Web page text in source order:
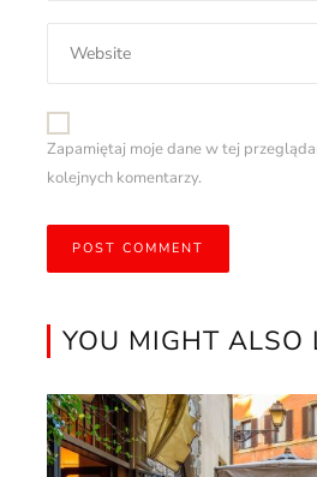
Zapamiętaj moje dane w tej
kolejnych komentarzy.
YOU MIGHT ALSO